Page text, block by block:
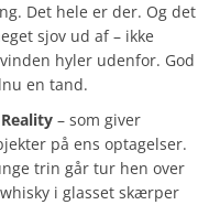
Det hele er der. Og det
sjov ud af – ikke
hyler udenfor. God
en tand.
– som giver
på ens optagelser.
trin går tur hen over
i glasset skærper